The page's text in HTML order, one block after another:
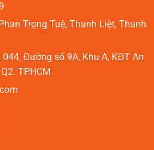
Trọng Tuệ, Thanh Liệt, Thanh
Đường số 9A, Khu A, KĐT An
TPHCM